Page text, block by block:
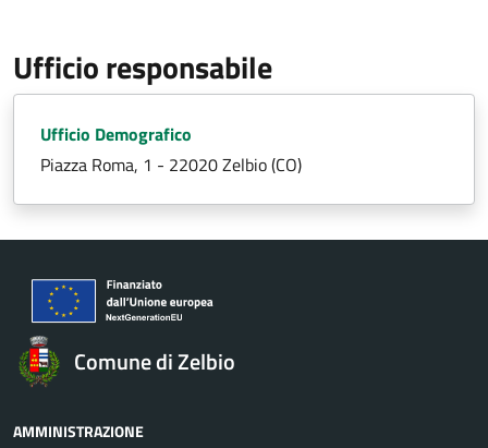
Ufficio responsabile
Ufficio Demografico
Piazza Roma, 1 - 22020 Zelbio (CO)
Comune di Zelbio
AMMINISTRAZIONE